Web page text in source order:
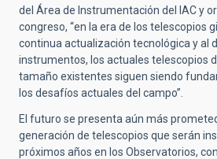
del Área de Instrumentación del IAC y
congreso, “en la era de los telescopios
continua actualización tecnológica y al
instrumentos, los actuales telescopios
tamaño existentes siguen siendo
los desafíos actuales del campo”.
El futuro se presenta aún más
generación de telescopios que serán
próximos años en los Observatorios,